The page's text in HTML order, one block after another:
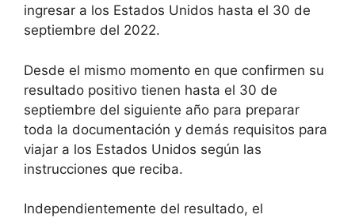
ingresar a los Estados Unidos hasta el 30 de
septiembre del 2022.
Desde el mismo momento en que confirmen su
resultado positivo tienen hasta el 30 de
septiembre del siguiente año para preparar
toda la documentación y demás requisitos para
viajar a los Estados Unidos según las
instrucciones que reciba.
Independientemente del resultado, el